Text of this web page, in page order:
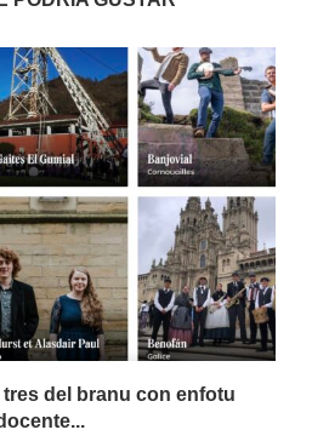
del branu con enfotu